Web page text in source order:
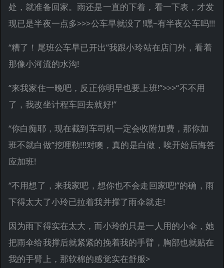
处，就准备回家。雨还是一直的下着，看一下表，才发
现已是半夜一点多>>>公车早就没了!嘿~有半夜公车吗!!!
“糟了！尾班公车早已开出”我跟小玲站在店门外，看着
那像小河流的水沟!
“来我家住一晚吧，反正你明早也要上班!”>>>“不不用
了，我改坐计程车回去就好!”
“你白痴耶，现在截到车司机一定会收附加费，那你加
班不就白做”挖哩勒!!!对噢，真的是白做，唉开始后悔答
应加班!
“不用想了，来我家吧，想你也不会走回家吧!”的确，雨
下得太大了小玲已拉着我并撑了雨伞就走!
因为雨下得实在太大，而小玲的只是一人用的小伞，她
把雨伞给我撑后就紧紧的挽着我的手臂，胸部也就贴在
我的手臂上，那软棉的感觉实在舒服>